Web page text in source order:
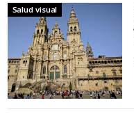
Salud visual